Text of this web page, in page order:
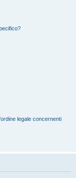
legale concernenti